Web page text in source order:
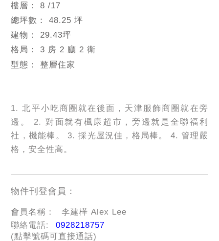
樓層：8 /17
總坪數：48.25 坪
建物： 29.43坪
格局：3 房 2 廳 2 衛
型態：整層住家
1. 北平小吃商圈就在後面，天津服飾商圈就在旁
邊。 2. 對面就有楓康超市，旁邊就是全聯福利
社，機能棒。 3. 採光屋況佳，格局棒。 4. 管理嚴
格，安全性高。
物件刊登會員：
會員名稱：
李建樺 Alex Lee
聯絡電話:
0928218757
(點擊號碼可直接通話)